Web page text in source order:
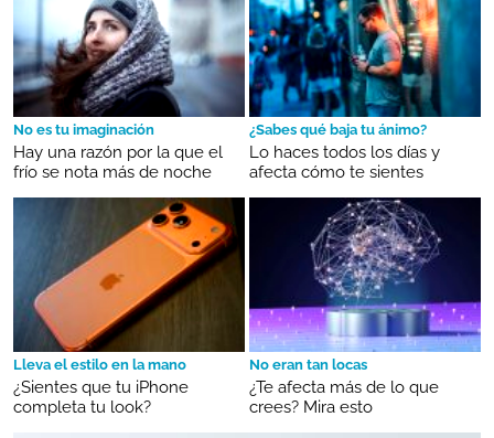
No es tu imaginación
Hay una razón por la que el
frío se nota más de noche
¿Sabes qué baja tu ánimo?
Lo haces todos los días y
afecta cómo te sientes
Lleva el estilo en la mano
¿Sientes que tu iPhone
completa tu look?
No eran tan locas
¿Te afecta más de lo que
crees? Mira esto